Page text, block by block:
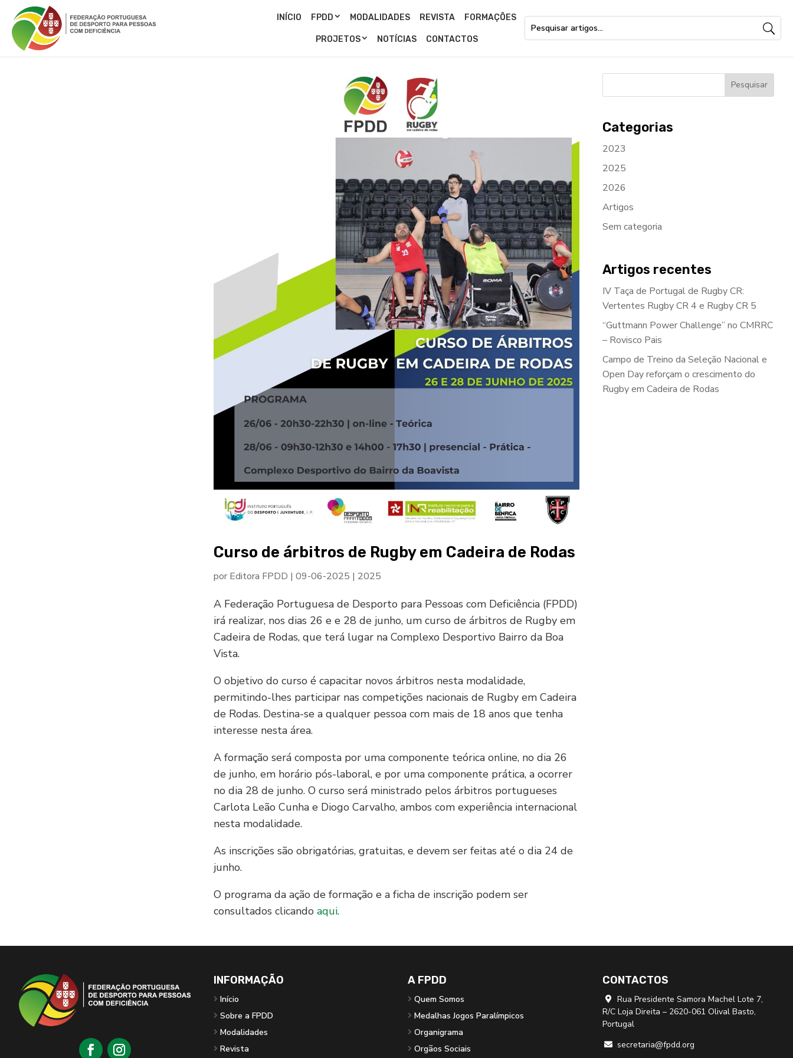
INÍCIO FPDD MODALIDADES REVISTA FORMAÇÕES
PROJETOS NOTÍCIAS CONTACTOS
Curso de árbitros de Rugby em Cadeira de Rodas
por Editora FPDD | 09-06-2025 | 2025
A Federação Portuguesa de Desporto para Pessoas com Deficiência (FPDD)
irá realizar, nos dias 26 e e 28 de junho, um curso de árbitros de Rugby em
Cadeira de Rodas, que terá lugar na Complexo Desportivo Bairro da Boa
Vista.
O objetivo do curso é capacitar novos árbitros nesta modalidade,
permitindo-lhes participar nas competições nacionais de Rugby em Cadeira
de Rodas. Destina-se a qualquer pessoa com mais de 18 anos que tenha
interesse nesta área.
A formação será composta por uma componente teórica online, no dia 26
de junho, em horário pós-laboral, e por uma componente prática, a ocorrer
no dia 28 de junho. O curso será ministrado pelos árbitros portugueses
Carlota Leão Cunha e Diogo Carvalho, ambos com experiência internacional
nesta modalidade.
As inscrições são obrigatórias, gratuitas, e devem ser feitas até o dia 24 de
junho.
O programa da ação de formação e a ficha de inscrição podem ser
consultados clicando aqui.
Categorias
2023
2025
2026
Artigos
Sem categoria
Artigos recentes
IV Taça de Portugal de Rugby CR:
Vertentes Rugby CR 4 e Rugby CR 5
“Guttmann Power Challenge” no CMRRC
– Rovisco Pais
Campo de Treino da Seleção Nacional e
Open Day reforçam o crescimento do
Rugby em Cadeira de Rodas
INFORMAÇÃO
Início
Sobre a FPDD
Modalidades
Revista
A FPDD
Quem Somos
Medalhas Jogos Paralímpicos
Organigrama
Orgãos Sociais
CONTACTOS

Rua Presidente Samora Machel Lote 7,
R/C Loja Direita – 2620-061 Olival Basto,
Portugal
 secretaria@fpdd.org